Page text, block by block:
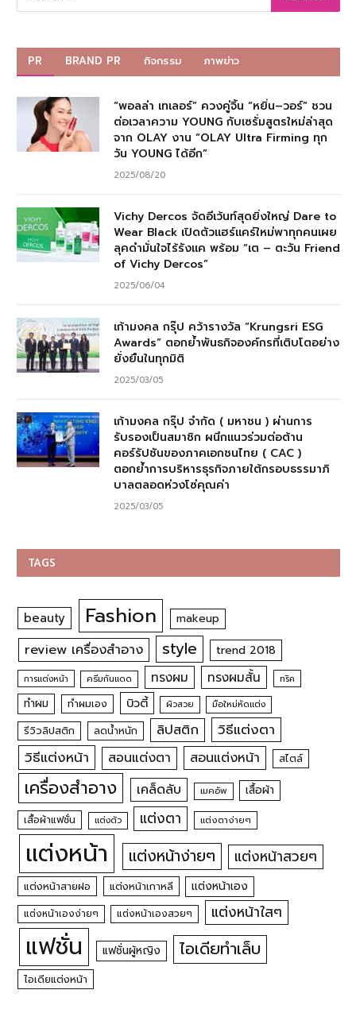
PR BRAND PR กิจกรรม ภาพข่าว
“พอลล่า เทเลอร์” ควงคู่จิ้น “หยิ่น–วอร์” ชวน
ต่อเวลาความ YOUNG กับเซรั่มสูตรใหม่ล่าสุด
จาก OLAY งาน “OLAY Ultra Firming ทุก
วัน YOUNG ได้อีก”
2025/08/20
Vichy Dercos จัดอีเว้นท์สุดยิ่งใหญ่ Dare to
Wear Black เปิดตัวแฮร์แคร์ใหม่พาทุกคนเผย
ลุคดำมั่นใจไร้รังแค พร้อม “เต – ตะวัน Friend
of Vichy Dercos”
2025/06/04
เก้ามงคล กรุ๊ป คว้ารางวัล “Krungsri ESG
Awards” ตอกย้ำพันธกิจองค์กรที่เติบโตอย่าง
ยั่งยืนในทุกมิติ
2025/03/05
เก้ามงคล กรุ๊ป จำกัด ( มหาชน ) ผ่านการ
รับรองเป็นสมาชิก ผนึกแนวร่วมต่อต้าน
คอร์รัปชันของภาคเอกชนไทย ( CAC )
ตอกย้ำการบริหารธุรกิจภายใต้กรอบธรรมาภิ
บาลตลอดห่วงโซ่คุณค่า
2025/03/05
TAGS
beauty Fashion makeup
review เครื่องสำอาง style trend 2018
การแต่งหน้า ครีมกันแดด ทรงผม ทรงผมสั้น ทริค
ทำผม ทำผมเอง บิวตี้ ผิวสวย มือใหม่หัดแต่ง
รีวิวลิปสติก ลดน้ำหนัก ลิปสติก
วิธีแต่งตา
วิธีแต่งหน้า
สอนแต่งตา สอนแต่งหน้า สไตล์
เครื่องสำอาง เคล็ดลับ เมคอัพ เสื้อผ้า
เสื้อผ้าแฟชั่น แต่งตัว แต่งตา แต่งตาง่ายๆ
แต่งหน้า แต่งหน้าง่ายๆ แต่งหน้าสวยๆ
แต่งหน้าสายฝอ แต่งหน้าเกาหลี แต่งหน้าเอง
แต่งหน้าเองง่ายๆ แต่งหน้าเองสวยๆ แต่งหน้าใสๆ
แฟชั่น แฟชั่นผู้หญิง ไอเดียทำเล็บ
ไอเดียแต่งหน้า